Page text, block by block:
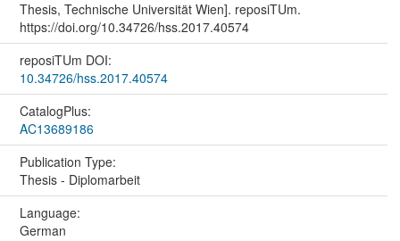
Thesis, Technische Universität Wien]. reposiTUm.
https://doi.org/10.34726/hss.2017.40574
reposiTUm DOI:
10.34726/hss.2017.40574
CatalogPlus:
AC13689186
Publication Type:
Thesis - Diplomarbeit
Language:
German